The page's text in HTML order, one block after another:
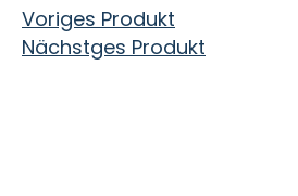
Beitragsnavigation
Voriges Produkt
Nächstges Produkt